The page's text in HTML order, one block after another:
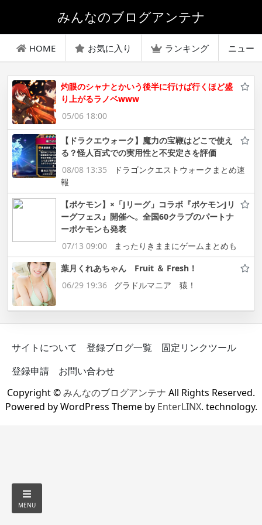
みんなのブログアンテナ
HOME お気に入り ランキング ニュー
灼眼のシャナとかいう後半に行けば行くほど盛
り上がるラノベwww
05/06 18:00
【ドラクエウォーク】魔力の宝鞭はどこで使え
る？怪人百式での実用性と不安定さを評価
08/08 13:35
ドラゴンクエストウォークまとめ速
報
【ポケモン】×「Jリーグ」コラボ『ポケモンJリ
ーグフェス』開催へ。全国60クラブのパートナ
ーポケモンも発表
07/13 09:00
まったりきままにゲームまとめも
葉月くれあちゃん Fruit ＆ Fresh！
06/29 19:36
グラドルマニア 猿！
サイトについて 登録ブログ一覧
固定リンクツール
登録申請
お問い合わせ
Copyright ©みんなのブログアンテナ All Rights Reserved.
Powered by WordPress Theme by EnterLINX. technology.
MENU